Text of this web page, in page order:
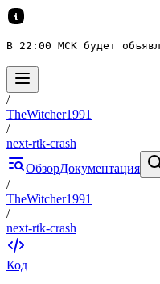
В 22:00 МСК будет
/
TheWitcher1991
/
next-rtk-crash
ОбзорДокументация
/
TheWitcher1991
/
next-rtk-crash
Код